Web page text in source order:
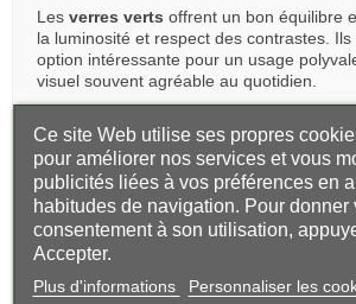
Les verres verts offrent un bon équilibre
la luminosité et respect des contrastes.
option intéressante pour un usage
visuel souvent agréable au quotidien.
Les verres jaunes, orangés ou
Lesverres jaunes,orangésouambrés
choisis pour leur capacité à améliorer la
contrastes dans des conditions de faible
lumière plus diffuse. Ils peuvent être
certains contextes, mais ne sont pas
adaptés à un fort ensoleillement.
Ce site Web utilise ses propres
pour améliorer nos services et vous
publicités liées à vos préférences en
habitudes de navigation. Pour donner
consentement à son utilisation,
Accepter.
Plus d'informations Personnaliser les